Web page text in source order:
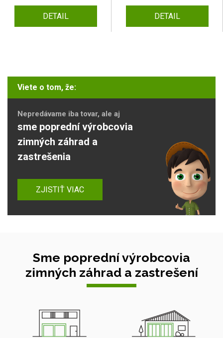
DETAIL DETAIL
Viete o tom, že:
Nepredávame iba tovar, ale aj
sme poprední výrobcovia
zimných záhrad a
zastrešenia
ZJISTIŤ VIAC
Sme poprední výrobcovia
zimných záhrad a zastrešení